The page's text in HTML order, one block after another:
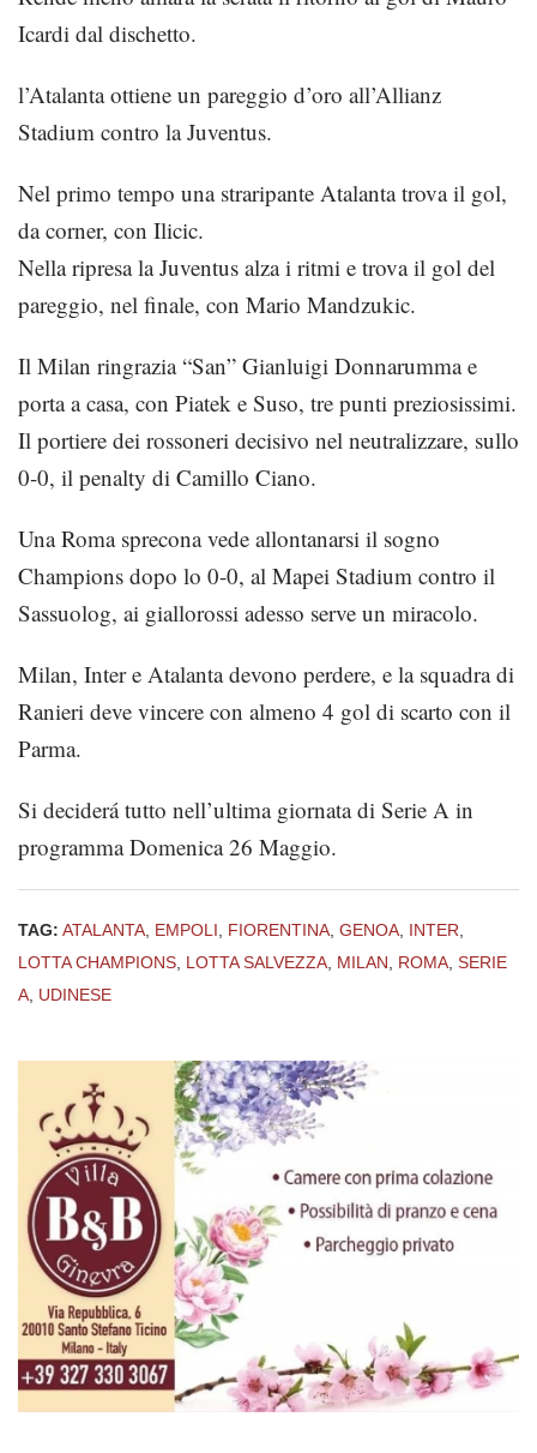
Icardi dal dischetto.
l’Atalanta ottiene un pareggio d’oro all’Allianz
Stadium contro la Juventus.
Nel primo tempo una straripante Atalanta trova il gol,
da corner, con Ilicic.
Nella ripresa la Juventus alza i ritmi e trova il gol del
pareggio, nel finale, con Mario Mandzukic.
Il Milan ringrazia “San” Gianluigi Donnarumma e
porta a casa, con Piatek e Suso, tre punti preziosissimi.
Il portiere dei rossoneri decisivo nel neutralizzare, sullo
0-0, il penalty di Camillo Ciano.
Una Roma sprecona vede allontanarsi il sogno
Champions dopo lo 0-0, al Mapei Stadium contro il
Sassuolog, ai giallorossi adesso serve un miracolo.
Milan, Inter e Atalanta devono perdere, e la squadra di
Ranieri deve vincere con almeno 4 gol di scarto con il
Parma.
Si deciderá tutto nell’ultima giornata di Serie A in
programma Domenica 26 Maggio.
TAG: ATALANTA EMPOLI FIORENTINA GENOA INTER
LOTTA CHAMPIONS LOTTA SALVEZZA MILAN ROMA SERIE
A UDINESE